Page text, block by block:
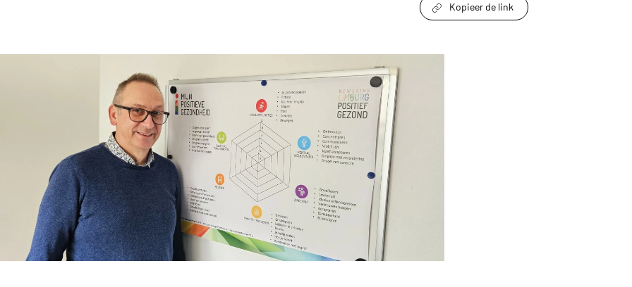
Kopieer de link
IZA-fonds Wijkverpleging: Eigen regie van cliënten thuis versterkt door Positieve Gezondheid